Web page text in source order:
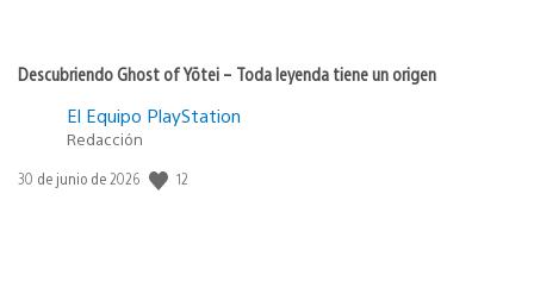
Descubriendo Ghost of Yōtei – Toda leyenda tiene un origen
El Equipo PlayStation
Redacción
Fecha
30 de junio de 2026 12